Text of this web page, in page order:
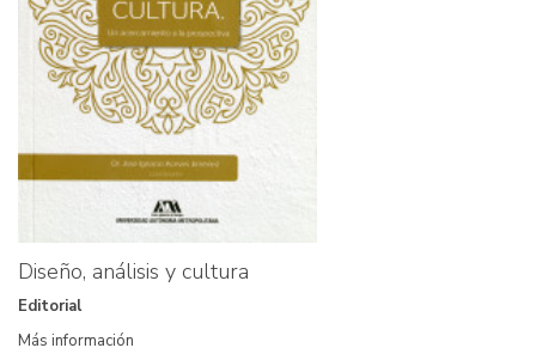
Diseño, análisis y cultura
Editorial
Más información